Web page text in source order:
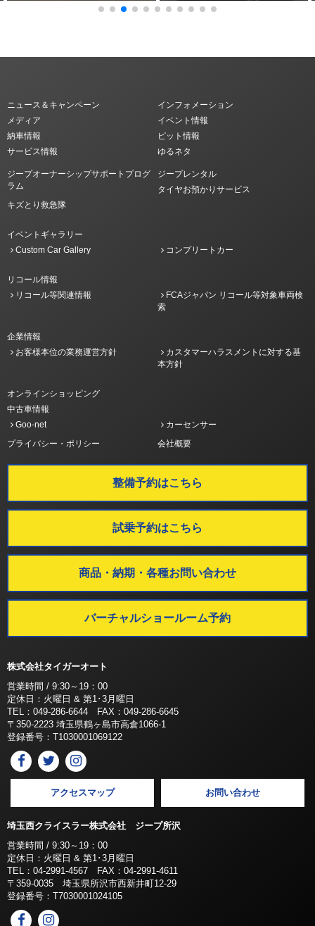
ニュース＆キャンペーン
インフォメーション
メディア
イベント情報
納車情報
ピット情報
サービス情報
ゆるネタ
ジープオーナーシップサポートプログ
ラム
ジープレンタル
タイヤお預かりサービス
キズとり救急隊
イベントギャラリー
Custom Car Gallery
コンプリートカー
リコール情報
リコール等関連情報
FCAジャパン リコール等対象車両検
索
企業情報
お客様本位の業務運営方針
カスタマーハラスメントに対する基
本方針
オンラインショッピング
中古車情報
Goo-net
カーセンサー
プライバシー・ポリシー
会社概要
整備予約はこちら
試乗予約はこちら
商品・納期・各種お問い合わせ
バーチャルショールーム予約
株式会社タイガーオート
営業時間 / 9:30～19：00
定休日：火曜日 & 第1･3月曜日
TEL：049-286-6644 FAX：049-286-6645
〒350-2223 埼玉県鶴ヶ島市高倉1066-1
登録番号：T1030001069122
アクセスマップ お問い合わせ
埼玉西クライスラー株式会社 ジープ所沢
営業時間 / 9:30～19：00
定休日：火曜日 & 第1･3月曜日
TEL：04-2991-4567 FAX：04-2991-4611
〒359-0035 埼玉県所沢市西新井町12-29
登録番号：T7030001024105